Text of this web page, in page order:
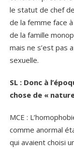
le statut de chef
de la femme face
de la famille
mais ne s’est pas
sexuelle.
SL : Donc à
chose de «
MCE :
comme anormal
qui avaient choisi